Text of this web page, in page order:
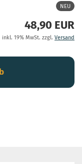
NEU
48,90 EUR
inkl. 19% MwSt. zzgl. Versand